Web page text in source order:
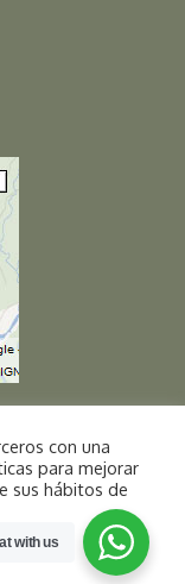
|info@selmetron.com
de Cookies
con una
para mejorar
sus hábitos de
with us